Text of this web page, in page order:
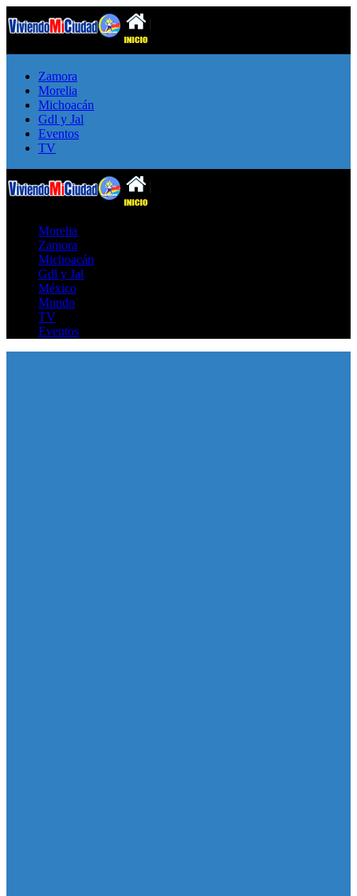
Zamora
Morelia
Michoacán
Gdl y Jal
Eventos
TV
Morelia
Zamora
Michoacán
Gdl y Jal
México
Mundo
TV
Eventos